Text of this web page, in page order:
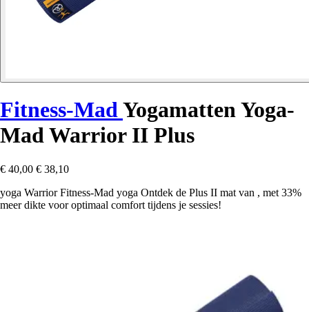
Fitness-MadYogamatten Yoga-
Mad Warrior II Plus
€ 40,00 € 38,10
yoga Warrior Fitness-Mad yoga Ontdek de Plus II mat van , met 33%
meer dikte voor optimaal comfort tijdens je sessies!